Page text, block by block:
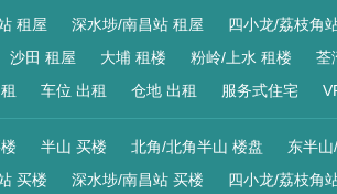
租屋 深水埗/南昌站 租屋 四小龙/荔枝角
沙田 租屋 大埔 租楼 粉岭/上水 租楼 荃
车位 出租 仓地 出租 服务式住宅
半山 买楼 北角/北角半山 楼盘 东半
买楼 深水埗/南昌站 买楼 四小龙/荔枝角